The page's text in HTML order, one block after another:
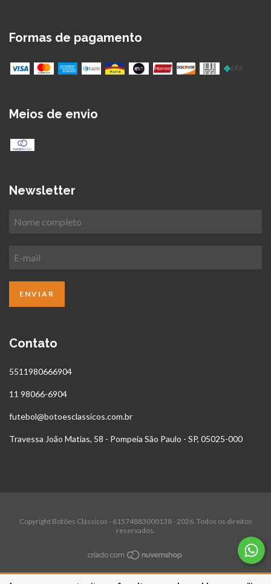
Formas de pagamento
Meios de envio
Newsletter
Contato
5511980666904
11 98066-6904
futebol@botoesclassicos.com.br
Travessa João Matias, 58 - Pompeia São Paulo - SP, 05025-000
Copyright Botões Clássicos - 61574883000138 - 2026. Todos os direitos
reservados.